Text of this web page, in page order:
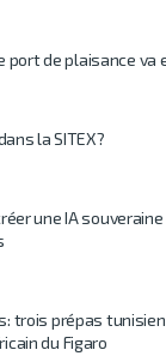
port de plaisance
la SITEX?
une IA
trois prépas
du Figaro